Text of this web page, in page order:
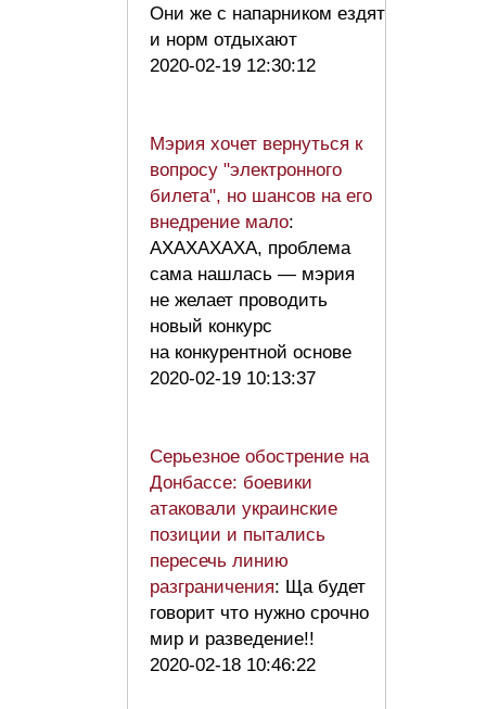
Они же с напарником ездят
и норм отдыхают
2020-02-19 12:30:12
Мэрия хочет вернуться к
вопросу "электронного
билета", но шансов на его
внедрение мало:
АХАХАХАХА, проблема
сама нашлась — мэрия
не желает проводить
новый конкурс
на конкурентной основе
2020-02-19 10:13:37
Серьезное обострение на
Донбассе: боевики
атаковали украинские
позиции и пытались
пересечь линию
разграничения: Ща будет
говорит что нужно срочно
мир и разведение!!
2020-02-18 10:46:22